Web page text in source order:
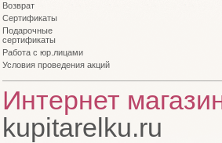
Возврат
Сертификаты
Подарочные
сертификаты
Работа с юр.лицами
Условия проведения акций
Интернет
kupitarelku.ru